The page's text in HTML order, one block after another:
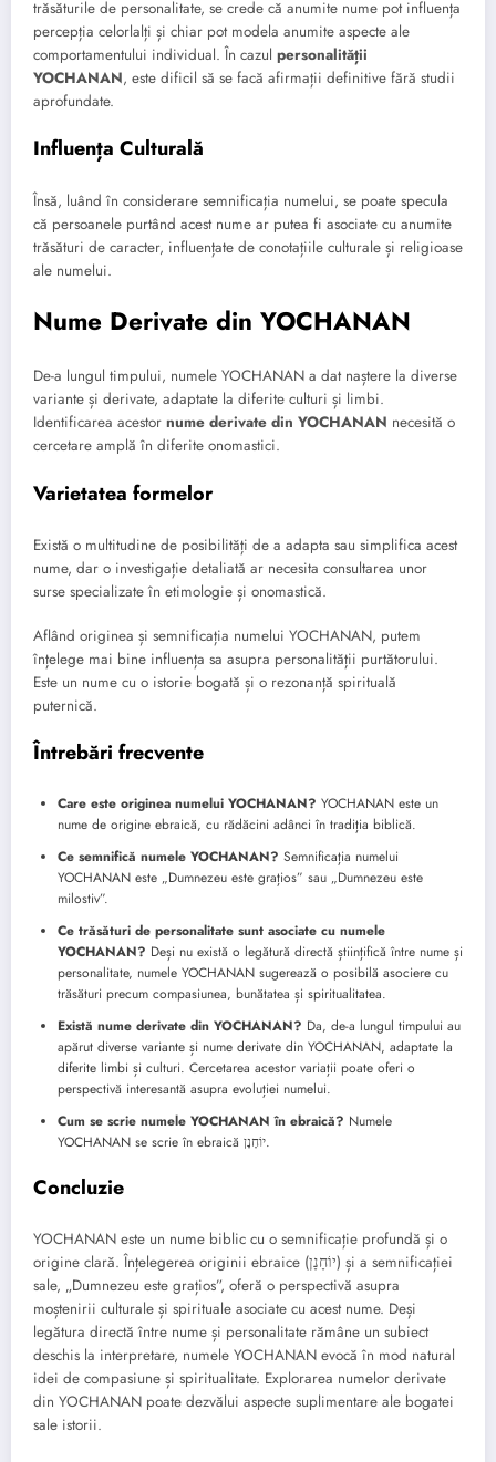
trăsăturile de personalitate, se crede că anumite nume pot influența
percepția celorlalți și chiar pot modela anumite aspecte ale
comportamentului individual. În cazul personalității
YOCHANAN, este dificil să se facă afirmații definitive fără studii
aprofundate.
Influența Culturală
Însă, luând în considerare semnificația numelui, se poate specula
că persoanele purtând acest nume ar putea fi asociate cu anumite
trăsături de caracter, influențate de conotațiile culturale și religioase
ale numelui.
Nume Derivate din YOCHANAN
De-a lungul timpului, numele YOCHANAN a dat naștere la diverse
variante și derivate, adaptate la diferite culturi și limbi.
Identificarea acestor nume derivate din YOCHANAN necesită o
cercetare amplă în diferite onomastici.
Varietatea formelor
Există o multitudine de posibilități de a adapta sau simplifica acest
nume, dar o investigație detaliată ar necesita consultarea unor
surse specializate în etimologie și onomastică.
Aflând originea și semnificația numelui YOCHANAN, putem
înțelege mai bine influența sa asupra personalității purtătorului.
Este un nume cu o istorie bogată și o rezonanță spirituală
puternică.
Întrebări frecvente
Care este originea numelui YOCHANAN? YOCHANAN este un
nume de origine ebraică, cu rădăcini adânci în tradiția biblică.
Ce semnifică numele YOCHANAN? Semnificația numelui
YOCHANAN este „Dumnezeu este grațios” sau „Dumnezeu este
milostiv”.
Ce trăsături de personalitate sunt asociate cu numele
YOCHANAN? Deși nu există o legătură directă științifică între nume și
personalitate, numele YOCHANAN sugerează o posibilă asociere cu
trăsături precum compasiunea, bunătatea și spiritualitatea.
Există nume derivate din YOCHANAN? Da, de-a lungul timpului au
apărut diverse variante și nume derivate din YOCHANAN, adaptate la
diferite limbi și culturi. Cercetarea acestor variații poate oferi o
perspectivă interesantă asupra evoluției numelui.
Cum se scrie numele YOCHANAN în ebraică? Numele
YOCHANAN se scrie în ebraică יוֹחָנָן.
Concluzie
YOCHANAN este un nume biblic cu o semnificație profundă și o
origine clară. Înțelegerea originii ebraice (יוֹחָנָן) și a semnificației
sale, „Dumnezeu este grațios”, oferă o perspectivă asupra
moștenirii culturale și spirituale asociate cu acest nume. Deși
legătura directă între nume și personalitate rămâne un subiect
deschis la interpretare, numele YOCHANAN evocă în mod natural
idei de compasiune și spiritualitate. Explorarea numelor derivate
din YOCHANAN poate dezvălui aspecte suplimentare ale bogatei
sale istorii.